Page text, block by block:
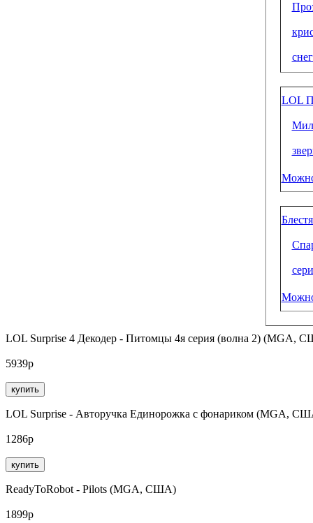
LOL
LOL Surprise 4 Декодер - Питомцы 4я серия (волна 2) (MGA,
5939р
купить
LOL Surprise - Авторучка Единорожка с фонариком (MGA,
1286р
купить
ReadyToRobot - Pilots (MGA, США)
1899р